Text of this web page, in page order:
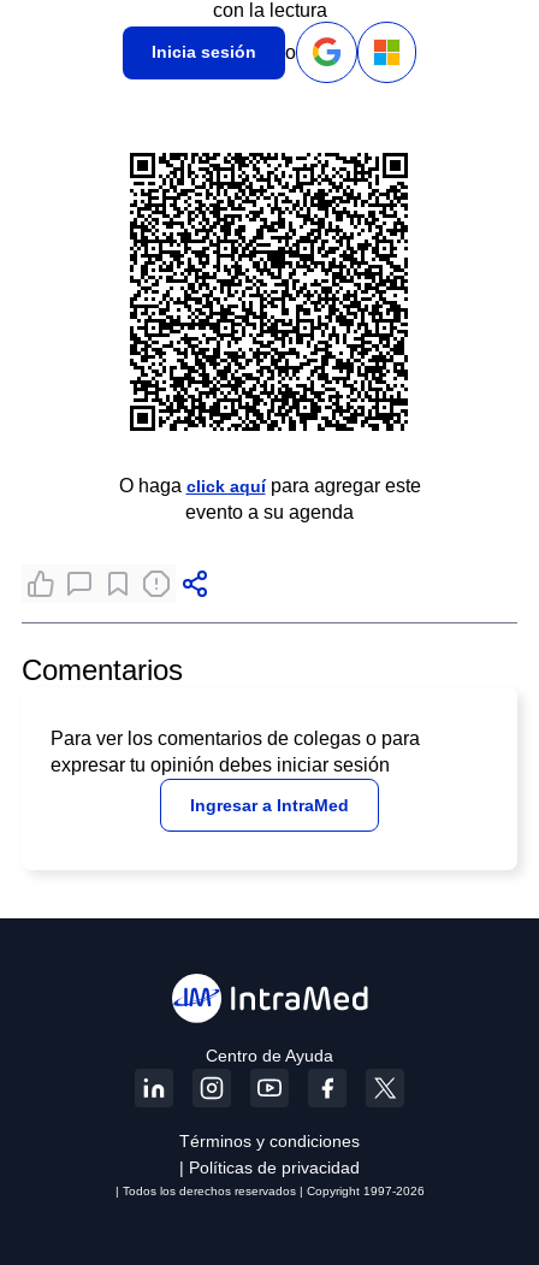
con la lectura
Inicia sesión o
O haga click aquípara agregar este
evento a su agenda
Comentarios
Para ver los comentarios de colegas o para
expresar tu opinión debes iniciar sesión
Ingresar a IntraMed
Centro de Ayuda
Términos y condiciones
| Políticas de privacidad
| Todos los derechos reservados | Copyright 1997-2026